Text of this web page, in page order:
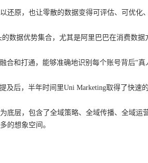
原，也让零散的数据变得可评估、可优化
数据优势集合，尤其是阿里巴巴在消费数
和打通，能够准确地识别每个账号背后“
后，半年时间里Uni Marketing取得了快速的
层，包含了全域策略、全域传播、全域运
的想象空间。